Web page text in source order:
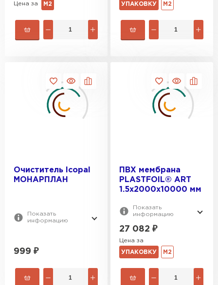
Цена за М2 УПАКОВКУ М2
Очиститель Icopal
МОНАРПЛАН
Показать
информацию
999 ₽
ПВХ мембрана
PLASTFOIL® ART
1.5х2000х10000 мм
Показать
информацию
27 082 ₽
Цена за
УПАКОВКУ М2
Софиты